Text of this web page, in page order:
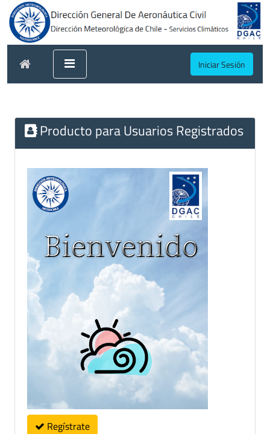
Iniciar Sesión
Producto para Usuarios Registrados
Regístrate